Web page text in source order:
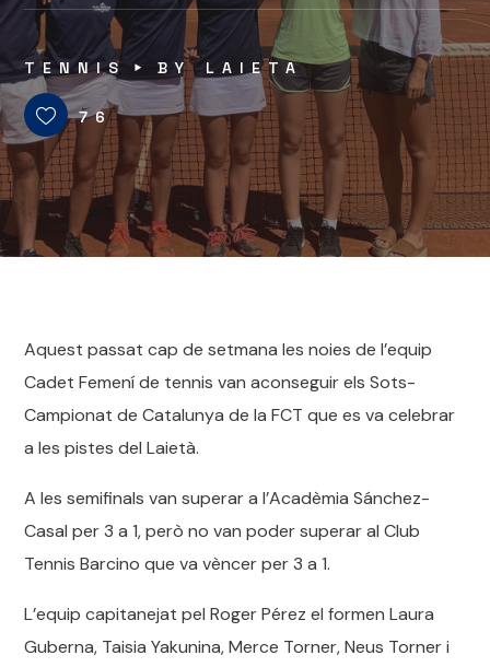
TENNIS BY LAIETA
76
Aquest passat cap de setmana les noies de l’equip
Cadet Femení de tennis van aconseguir els Sots-
Campionat de Catalunya de la FCT que es va celebrar
a les pistes del Laietà.
A les semifinals van superar a l’Acadèmia Sánchez-
Casal per 3 a 1, però no van poder superar al Club
Tennis Barcino que va vèncer per 3 a 1.
L’equip capitanejat pel Roger Pérez el formen Laura
Guberna, Taisia Yakunina, Merce Torner, Neus Torner i